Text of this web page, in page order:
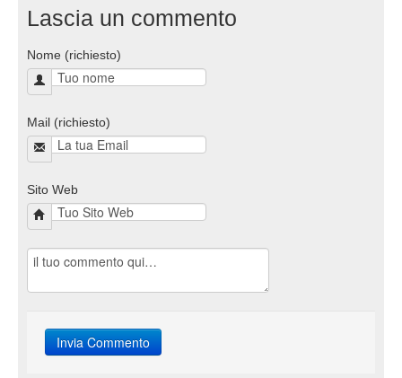
Lascia un commento
Nome (richiesto)
Mail (richiesto)
Sito Web